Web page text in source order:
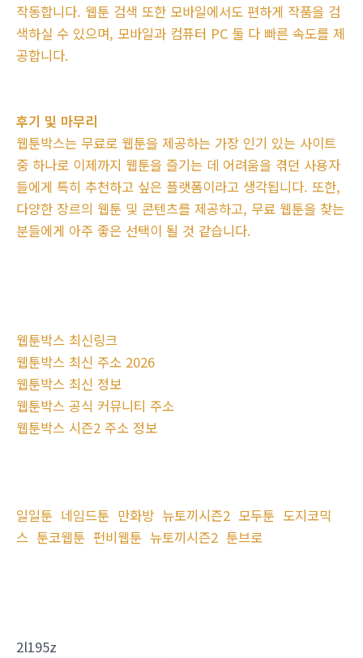
작동합니다. 웹툰 검색 또한 모바일에서도 편하게 작품을 검
색하실 수 있으며, 모바일과 컴퓨터 PC 둘 다 빠른 속도를 제
공합니다.
후기 및 마무리
웹툰박스는 무료로 웹툰을 제공하는 가장 인기 있는 사이트
중 하나로 이제까지 웹툰을 즐기는 데 어려움을 겪던 사용자
들에게 특히 추천하고 싶은 플랫폼이라고 생각됩니다. 또한,
다양한 장르의 웹툰 및 콘텐츠를 제공하고, 무료 웹툰을 찾는
분들에게 아주 좋은 선택이 될 것 같습니다.
웹툰박스 최신링크
웹툰박스 최신 주소 2026
웹툰박스 최신 정보
웹툰박스 공식 커뮤니티 주소
웹툰박스 시즌2 주소 정보
일일툰 네임드툰 만화방 뉴토끼시즌2 모두툰 도지코믹
스 툰코웹툰 펀비웹툰 뉴토끼시즌2 툰브로
2l195z